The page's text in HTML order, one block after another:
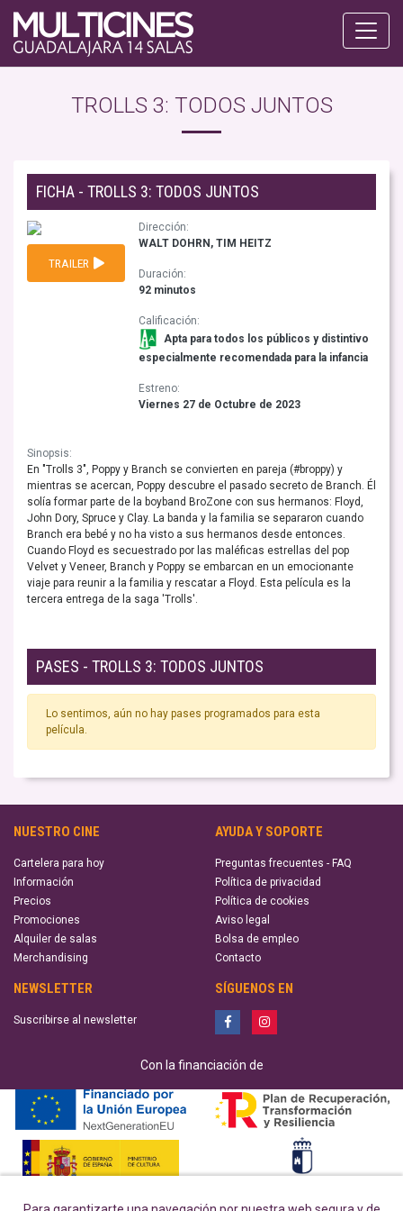
TROLLS 3: TODOS JUNTOS
FICHA - TROLLS 3: TODOS JUNTOS
TRAILER
Dirección:
WALT DOHRN, TIM HEITZ
Duración:
92 minutos
Calificación:
Apta para todos los públicos y distintivo
especialmente recomendada para la infancia
Estreno:
Viernes 27 de Octubre de 2023
Sinopsis:
En "Trolls 3", Poppy y Branch se convierten en pareja (#broppy) y
mientras se acercan, Poppy descubre el pasado secreto de Branch. Él
solía formar parte de la boyband BroZone con sus hermanos: Floyd,
John Dory, Spruce y Clay. La banda y la familia se separaron cuando
Branch era bebé y no ha visto a sus hermanos desde entonces.
Cuando Floyd es secuestrado por las maléficas estrellas del pop
Velvet y Veneer, Branch y Poppy se embarcan en un emocionante
viaje para reunir a la familia y rescatar a Floyd. Esta película es la
tercera entrega de la saga 'Trolls'.
PASES - TROLLS 3: TODOS JUNTOS
Lo sentimos, aún no hay pases programados para esta
película.
NUESTRO CINE
Cartelera para hoy
Información
Precios
Promociones
Alquiler de salas
Merchandising
AYUDA Y SOPORTE
Preguntas frecuentes - FAQ
Política de privacidad
Política de cookies
Aviso legal
Bolsa de empleo
Contacto
NEWSLETTER
Suscribirse al newsletter
SÍGUENOS EN
Con la financiación de